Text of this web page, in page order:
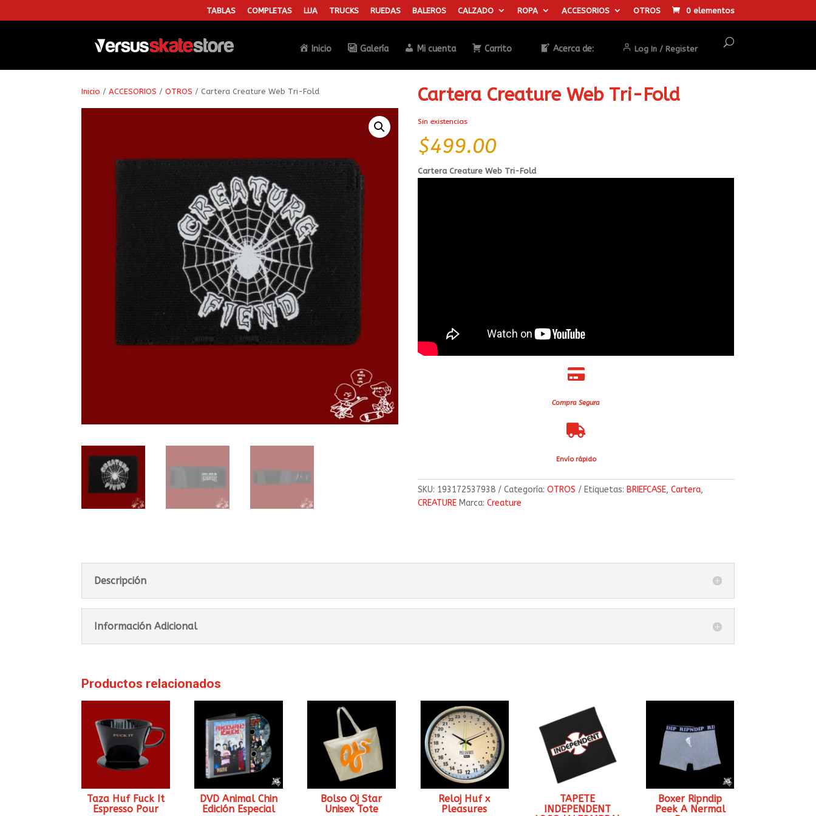
TABLAS COMPLETAS LIJA TRUCKS RUEDAS BALEROS CALZADO ROPA ACCESORIOS OTROS 0 elementos
Inicio Galería Mi cuenta Carrito Acerca de: Log In / Register
Búsqueda
Inicio /ACCESORIOS /OTROS / Cartera Creature Web Tri-Fold Cartera Creature Web Tri-Fold
Sin existencias
$499.00
Cartera Creature Web Tri-Fold

Compra Segura

Envío rápido
SKU: 193172537938 Categoría:OTROS Etiquetas: BRIEFCASE,Cartera,
CREATURE Marca:Creature
Descripción
Información Adicional
Productos relacionados
Taza Huf Fuck It
Espresso Pour
DVD Animal Chin
Edición Especial
Bolso Oj Star
Unisex Tote
Reloj Huf x
Pleasures
TAPETE
INDEPENDENT
Boxer Ripndip
Peek A Nermal